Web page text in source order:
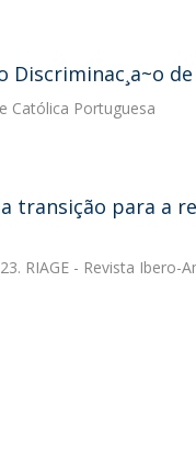
Discriminac¸a~o
Católica Portuguesa
transição para a
RIAGE - Revista Ibero-